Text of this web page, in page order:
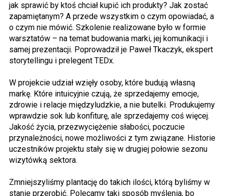
jak sprawić by ktoś chciał kupić ich produkty? Jak zostać
zapamiętanym? A przede wszystkim o czym opowiadać, a
o czym nie mówić. Szkolenie realizowane było w formie
warsztatów – na temat budowania marki, jej komunikacji i
samej prezentacji. Poprowadził je Paweł Tkaczyk, ekspert
storytellingu i prelegent TEDx.
W projekcie udział wzięły osoby, które budują własną
markę. Które intuicyjnie czują, że sprzedajemy emocje,
zdrowie i relacje międzyludzkie, a nie butelki. Produkujemy
wprawdzie sok lub konfiturę, ale sprzedajemy coś więcej.
Jakość życia, przezwyciężenie słabości, poczucie
przynależności, nowe możliwości z tym związane. Historie
uczestników projektu stały się w drugiej połowie sezonu
wizytówką sektora.
Zmniejszyliśmy plantację do takich ilości, którą byliśmy w
stanie przerobić. Polecamy taki sposób myślenia, bo